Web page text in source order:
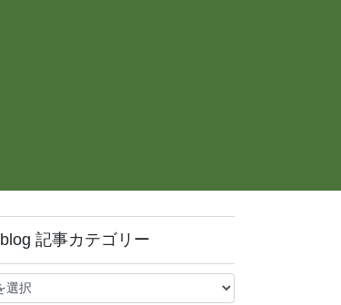
blog 記事カテゴリー